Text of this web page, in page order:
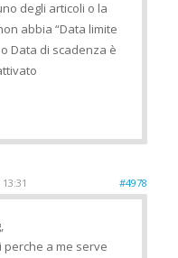
degli articoli o la
abbia “Data limite
Data di scadenza è
#4978
perche a me serve